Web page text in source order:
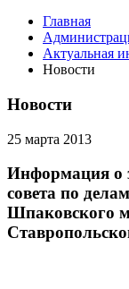
Главная
Актуальная
Новости
Новости
25 марта 2013
Информация о
совета по
Шпаковского